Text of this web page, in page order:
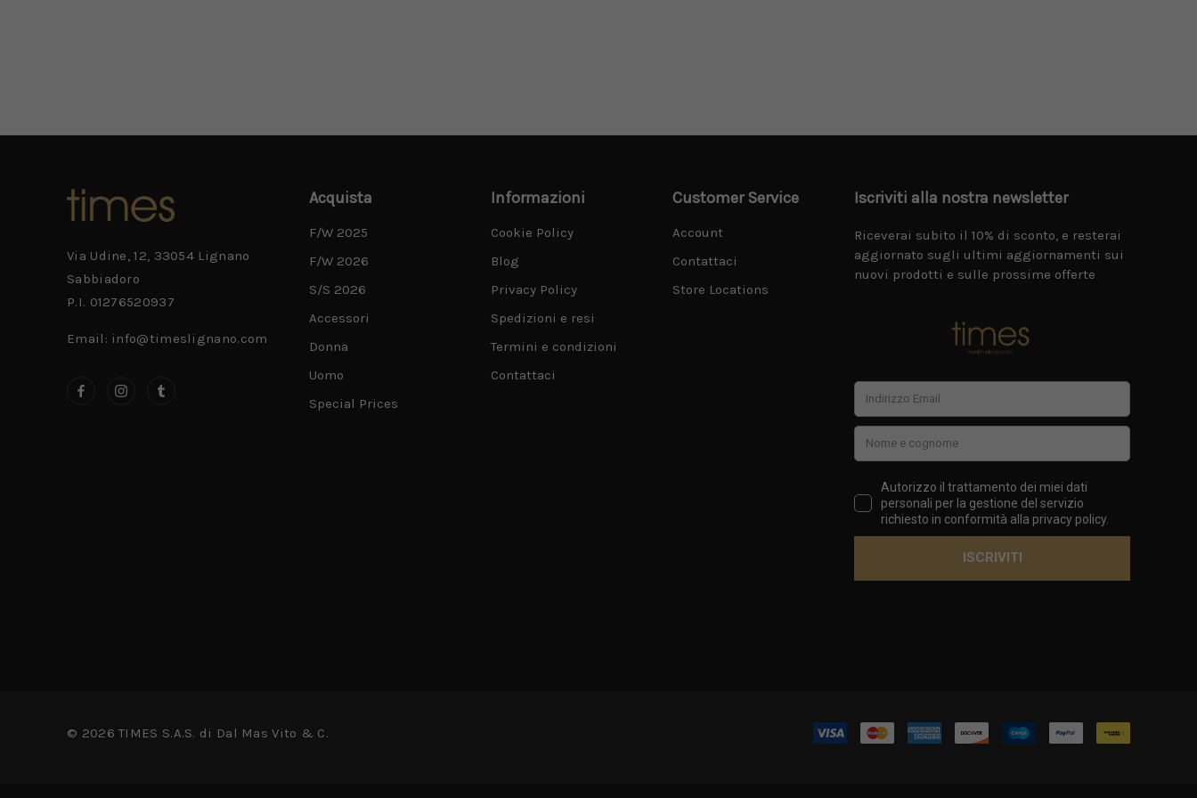
Via Udine, 12, 33054 Lignano
Sabbiadoro
P.I. 01276520937
Email: info@timeslignano.com
Acquista
F/W 2025
F/W 2026
S/S 2026
Accessori
Donna
Uomo
Special Prices
Informazioni
Cookie Policy
Blog
Privacy Policy
Spedizioni e resi
Termini e condizioni
Contattaci
Customer Service
Account
Contattaci
Store Locations
Iscriviti alla nostra newsletter
Riceverai subito il 10% di sconto, e resterai
aggiornato sugli ultimi aggiornamenti sui
nuovi prodotti e sulle prossime offerte
© 2026 TIMES S.A.S. di Dal Mas Vito & C.